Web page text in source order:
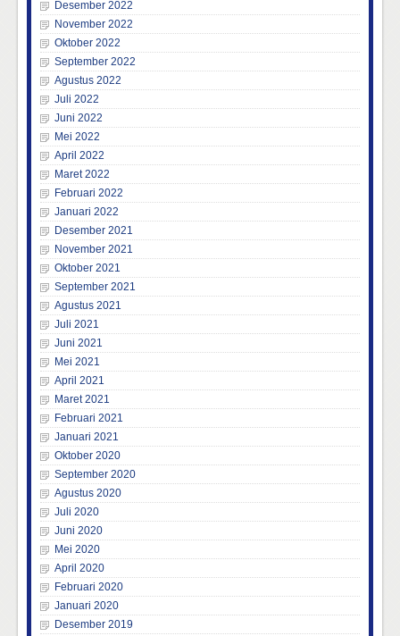
Desember 2022
November 2022
Oktober 2022
September 2022
Agustus 2022
Juli 2022
Juni 2022
Mei 2022
April 2022
Maret 2022
Februari 2022
Januari 2022
Desember 2021
November 2021
Oktober 2021
September 2021
Agustus 2021
Juli 2021
Juni 2021
Mei 2021
April 2021
Maret 2021
Februari 2021
Januari 2021
Oktober 2020
September 2020
Agustus 2020
Juli 2020
Juni 2020
Mei 2020
April 2020
Februari 2020
Januari 2020
Desember 2019